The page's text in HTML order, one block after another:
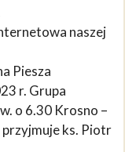
naszej
Piesza
r. Grupa
o 6.30 Krosno –
przyjmuje ks. Piotr